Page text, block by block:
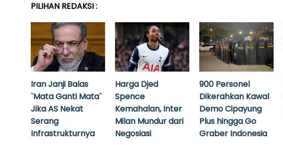
PILIHAN REDAKSI :
Iran Janji Balas
`Mata Ganti Mata`
Jika AS Nekat
Serang
Infrastrukturnya
Harga Djed
Spence
Kemahalan, Inter
Milan Mundur dari
Negosiasi
900 Personel
Dikerahkan Kawal
Demo Cipayung
Plus hingga Go
Graber Indonesia